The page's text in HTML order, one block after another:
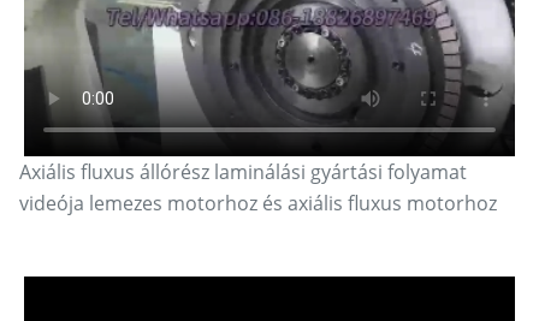
Axiális fluxus állórész laminálási gyártási folyamat
videója lemezes motorhoz és axiális fluxus motorhoz